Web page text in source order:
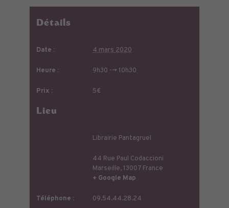
Détails
Date : 4 mars 2020
Heure : 9h30 --> 10h30
Prix : 5€
Lieu
Librairie Pantagruel
44 Rue Paul Codaccioni
Marseille,13007 France
+ Google Map
Téléphone : 09.54.44.28.24